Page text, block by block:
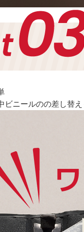
ニールのの差し替え